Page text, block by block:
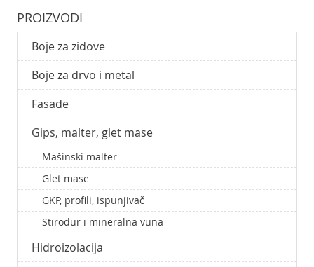
PROIZVODI
Boje za zidove
Boje za drvo i metal
Fasade
Gips, malter, glet mase
Mašinski malter
Glet mase
GKP, profili, ispunjivač
Stirodur i mineralna vuna
Hidroizolacija